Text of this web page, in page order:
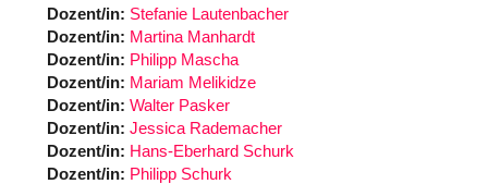
Dozent/in: Stefanie Lautenbacher
Dozent/in: Martina Manhardt
Dozent/in: Philipp Mascha
Dozent/in: Mariam Melikidze
Dozent/in: Walter Pasker
Dozent/in: Jessica Rademacher
Dozent/in: Hans-Eberhard Schurk
Dozent/in: Philipp Schurk